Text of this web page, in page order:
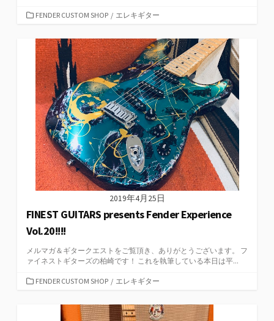
カ
ゴ
リ
ー
FENDER CUSTOM SHOP / エレキギター
2019年4月25日
FINEST GUITARS presents Fender Experience
Vol.20!!!!
メルマガ＆ギタークエストをご覧頂き、ありがとうございます。 フ
ァイネストギターズの柏崎です！ これを執筆している本日は平...
カFENDER CUSTOM SHOP / エレキギター